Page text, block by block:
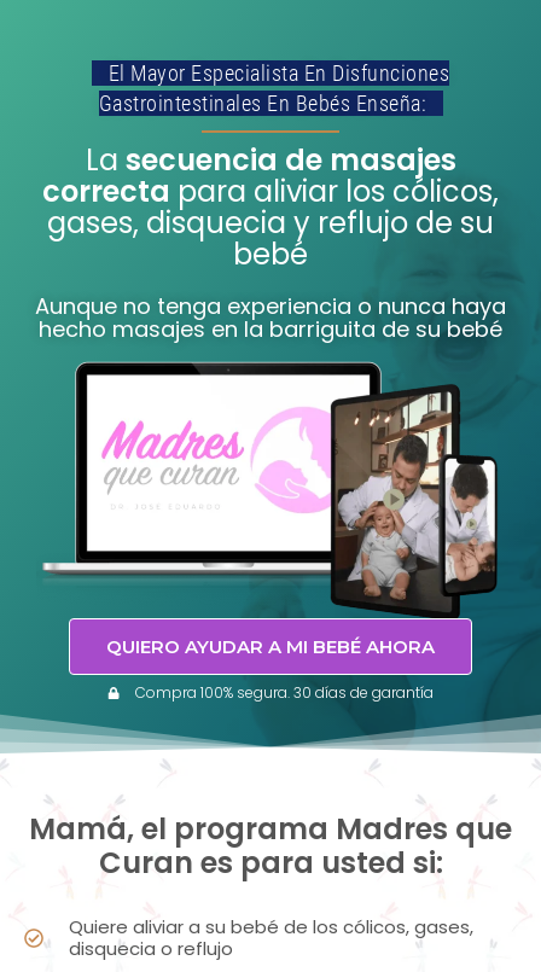
⠀El Mayor Especialista En Disfunciones
Gastrointestinales En Bebés Enseña:​⠀
La secuencia de masajes
correcta para aliviar los cólicos,
gases, disquecia y reflujo de su
bebé
Aunque no tenga experiencia o nunca haya
hecho masajes en la barriguita de su bebé
QUIERO AYUDAR A MI BEBÉ AHORA
Compra 100% segura. 30 días de garantía
Mamá, el programa Madres que
Curan es para usted si:
Quiere aliviar a su bebé de los cólicos, gases,
disquecia o reflujo